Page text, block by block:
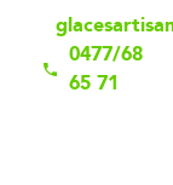
0477/68
65 71